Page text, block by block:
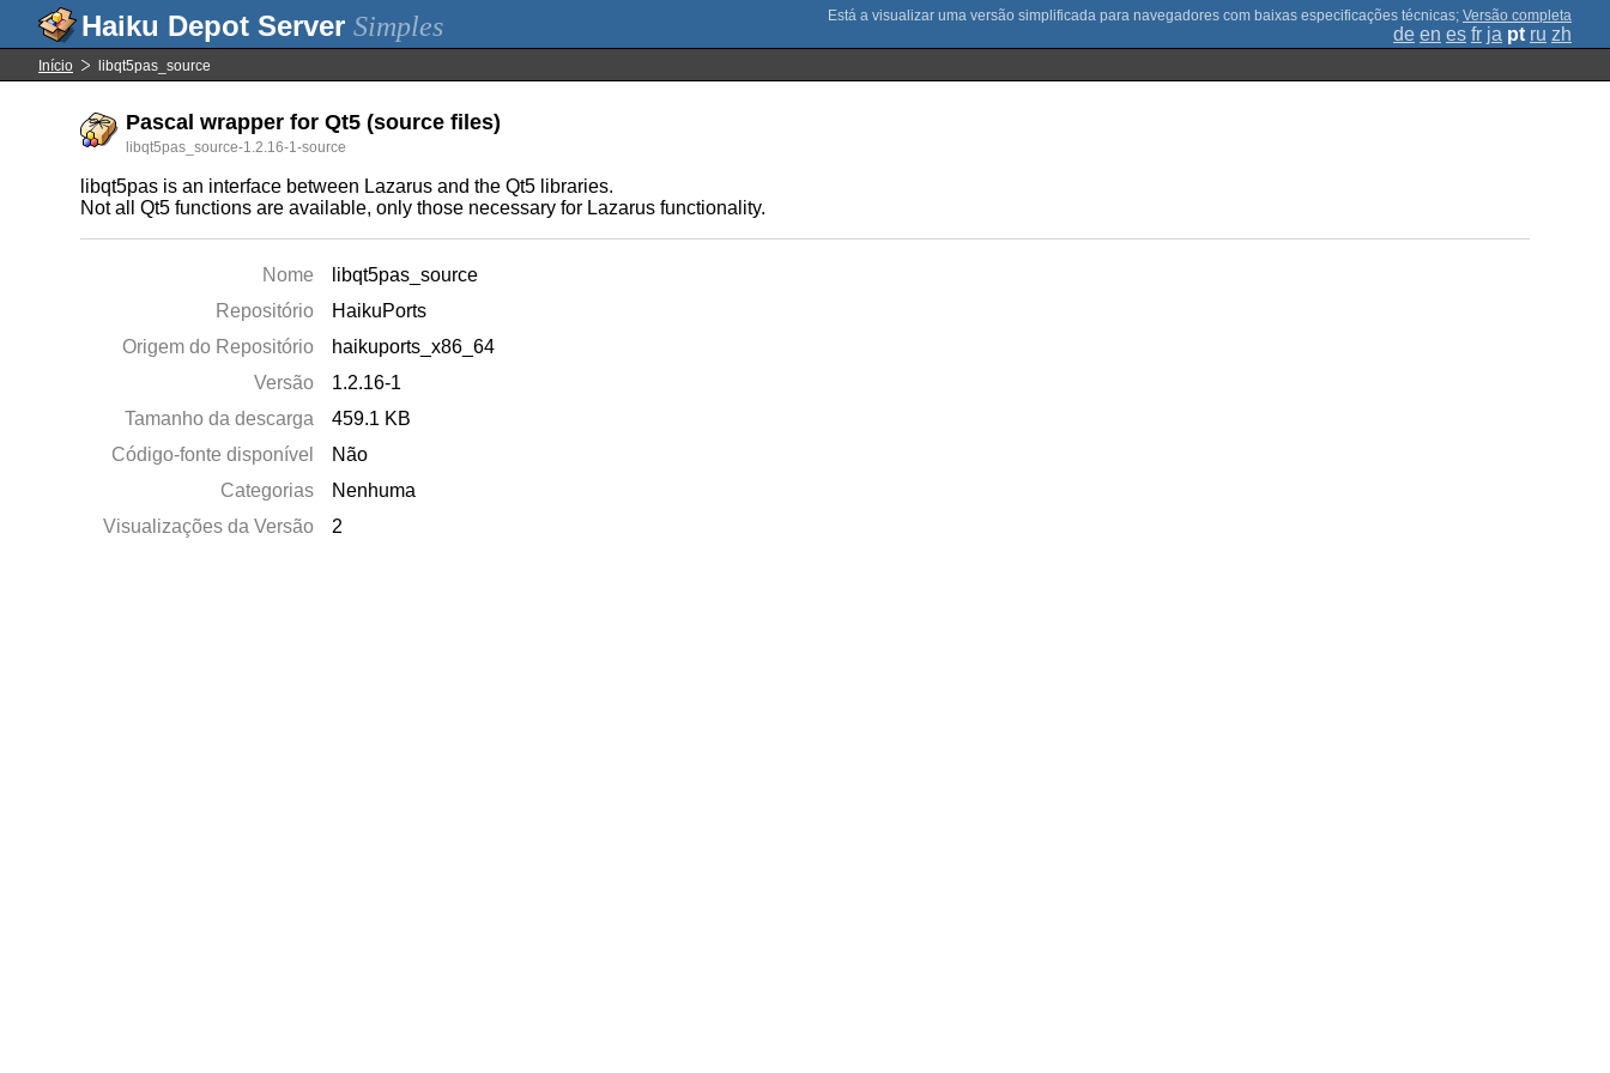
Simples ; Versão completa
de en es fr ja pt ru zh
Início libqt5pas_source
Pascal wrapper for Qt5 (source files)
libqt5pas_source-1.2.16-1-source
libqt5pas is an interface between Lazarus and the Qt5 libraries.
Not all Qt5 functions are available, only those necessary for Lazarus functionality.
Nome
libqt5pas_source
Repositório
HaikuPorts
Origem do Repositório
haikuports_x86_64
Versão
1.2.16-1
Tamanho da descarga
459.1 KB
Código-fonte disponível
Não
Categorias
Nenhuma
Visualizações da Versão
2